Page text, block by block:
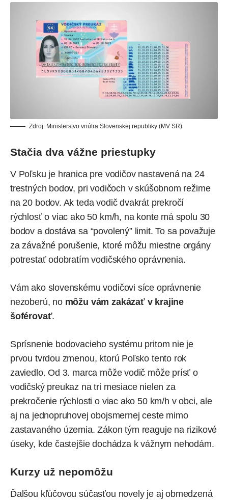
Zdroj: Ministerstvo vnútra Slovenskej republiky (MV SR)
Stačia dva vážne priestupky
V Poľsku je hranica pre vodičov nastavená na 24
trestných bodov, pri vodičoch v skúšobnom režime
na 20 bodov. Ak teda vodič dvakrát prekročí
rýchlosť o viac ako 50 km/h, na konte má spolu 30
bodov a dostáva sa “povolený” limit. To sa považuje
za závažné porušenie, ktoré môžu miestne orgány
potrestať odobratím vodičského oprávnenia.
Vám ako slovenskému vodičovi síce oprávnenie
nezoberú, no môžu vám zakázať v krajine
šoférovať.
Sprísnenie bodovacieho systému pritom nie je
prvou tvrdou zmenou, ktorú Poľsko tento rok
zaviedlo. Od 3. marca môže vodič môže prísť o
vodičský preukaz na tri mesiace nielen za
prekročenie rýchlosti o viac ako 50 km/h v obci, ale
aj na jednopruhovej obojsmernej ceste mimo
zastavaného územia. Zákon tým reaguje na rizikové
úseky, kde častejšie dochádza k vážnym nehodám.
Kurzy už nepomôžu
Ďalšou kľúčovou súčasťou novely je aj obmedzená